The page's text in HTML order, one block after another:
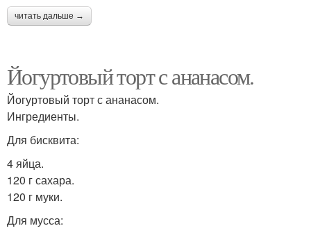
читать дальше →
Йогуртовый торт с ананасом.
Йогуртовый торт с ананасом.
Ингредиенты.
Для бисквита:
4 яйца.
120 г сахара.
120 г муки.
Для мусса: